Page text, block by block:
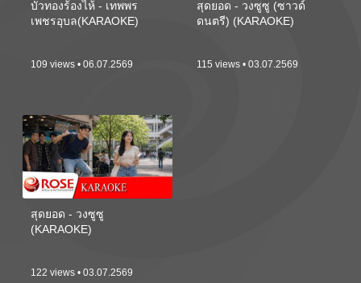
บัวทองร้องไห้ - เทพพร
เพชรอุบล(KARAOKE)
109 views • 06.07.2569
สุดยอด - วงซูซู (ซาวด์
ดนตรี) (KARAOKE)
115 views • 03.07.2569
สุดยอด - วงซูซู
(KARAOKE)
122 views • 03.07.2569